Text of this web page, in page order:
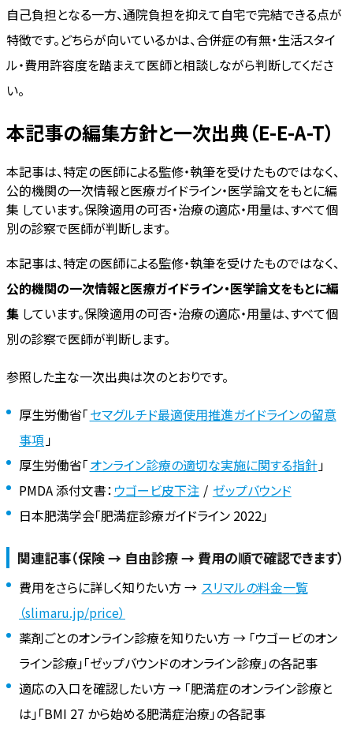
自己負担となる一方、通院負担を抑えて自宅で完結できる点が
特徴です。どちらが向いているかは、合併症の有無・生活スタイ
ル・費用許容度を踏まえて医師と相談しながら判断してくださ
い。
本記事の編集方針と一次出典（E-E-A-T）
本記事は、特定の医師による監修・執筆を受けたものではなく、
公的機関の一次情報と医療ガイドライン・医学論文をもとに編
集 しています。保険適用の可否・治療の適応・用量は、すべて個
別の診察で医師が判断します。
本記事は、特定の医師による監修・執筆を受けたものではなく、
公的機関の一次情報と医療ガイドライン・医学論文をもとに編
集 しています。保険適用の可否・治療の適応・用量は、すべて個
別の診察で医師が判断します。
参照した主な一次出典は次のとおりです。
厚生労働省「セマグルチド最適使用推進ガイドラインの留意
事項」
厚生労働省「オンライン診療の適切な実施に関する指針」
PMDA 添付文書： ウゴービ皮下注 / ゼップバウンド
日本肥満学会「肥満症診療ガイドライン 2022」
関連記事（保険 → 自由診療 → 費用の順で確認できます）
費用をさらに詳しく知りたい方 → スリマルの料金一覧
（slimaru.jp/price）
薬剤ごとのオンライン診療を知りたい方 → 「ウゴービのオン
ライン診療」「ゼップバウンドのオンライン診療」の各記事
適応の入口を確認したい方 → 「肥満症のオンライン診療と
は」「BMI 27 から始める肥満症治療」の各記事